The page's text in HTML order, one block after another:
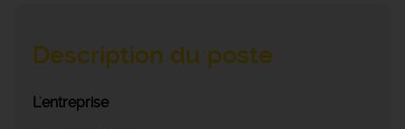
Description du poste
L'entreprise